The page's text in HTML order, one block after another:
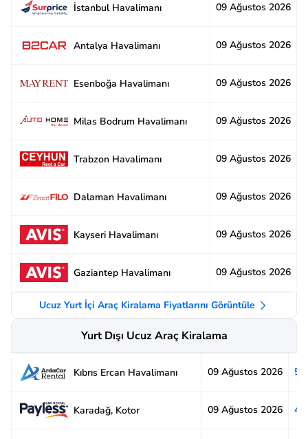
İstanbul Havalimanı 09 Ağustos 2026
Antalya Havalimanı 09 Ağustos 2026
Esenboğa Havalimanı 09 Ağustos 2026
Milas Bodrum Havalimanı 09 Ağustos 2026
Trabzon Havalimanı 09 Ağustos 2026
Dalaman Havalimanı 09 Ağustos 2026
Kayseri Havalimanı 09 Ağustos 2026
Gaziantep Havalimanı 09 Ağustos 2026
Ucuz Yurt İçi Araç Kiralama Fiyatlarını Görüntüle
Yurt Dışı Ucuz Araç Kiralama
Kıbrıs Ercan Havalimanı 09 Ağustos 2026
Karadağ, Kotor 09 Ağustos 2026